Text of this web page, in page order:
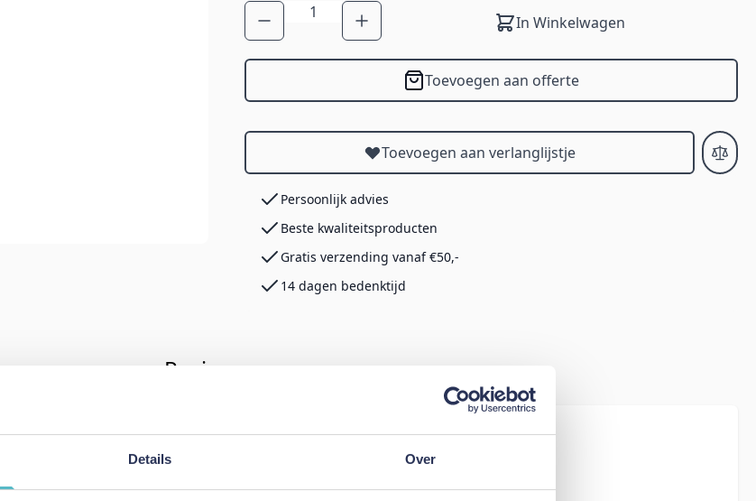
Details Over
Aantal
In Winkelwagen
Toevoegen aan offerte
Toevoegen aan verlanglijstje
Persoonlijk advies
Beste kwaliteitsproducten
Gratis verzending vanaf €50,-
14 dagen bedenktijd
Reviews
Schrijf uw eigen review
Hoofdbord